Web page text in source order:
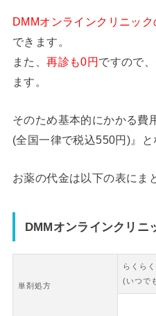
DMMオンラインクリニッ
できます。
また、再診も0円ですので
ます。
そのため基本的にかかる費
(全国一律で税込550円)』と
お薬の代金は以下の表にま
DMMオンラインクリニ
単剤処方
らくら
(いつで